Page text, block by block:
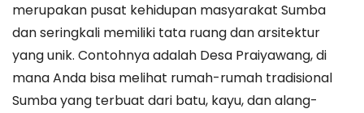
merupakan pusat kehidupan masyarakat Sumba
dan seringkali memiliki tata ruang dan arsitektur
yang unik. Contohnya adalah Desa Praiyawang, di
mana Anda bisa melihat rumah-rumah tradisional
Sumba yang terbuat dari batu, kayu, dan alang-